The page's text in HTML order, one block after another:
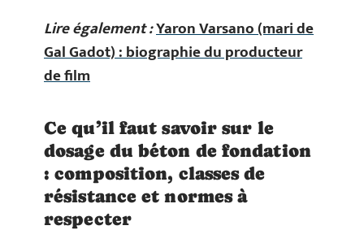
Lire également :Yaron Varsano (mari de
Gal Gadot) : biographie du producteur
de film
Ce qu’il faut savoir sur le
dosage du béton de fondation
: composition, classes de
résistance et normes à
respecter